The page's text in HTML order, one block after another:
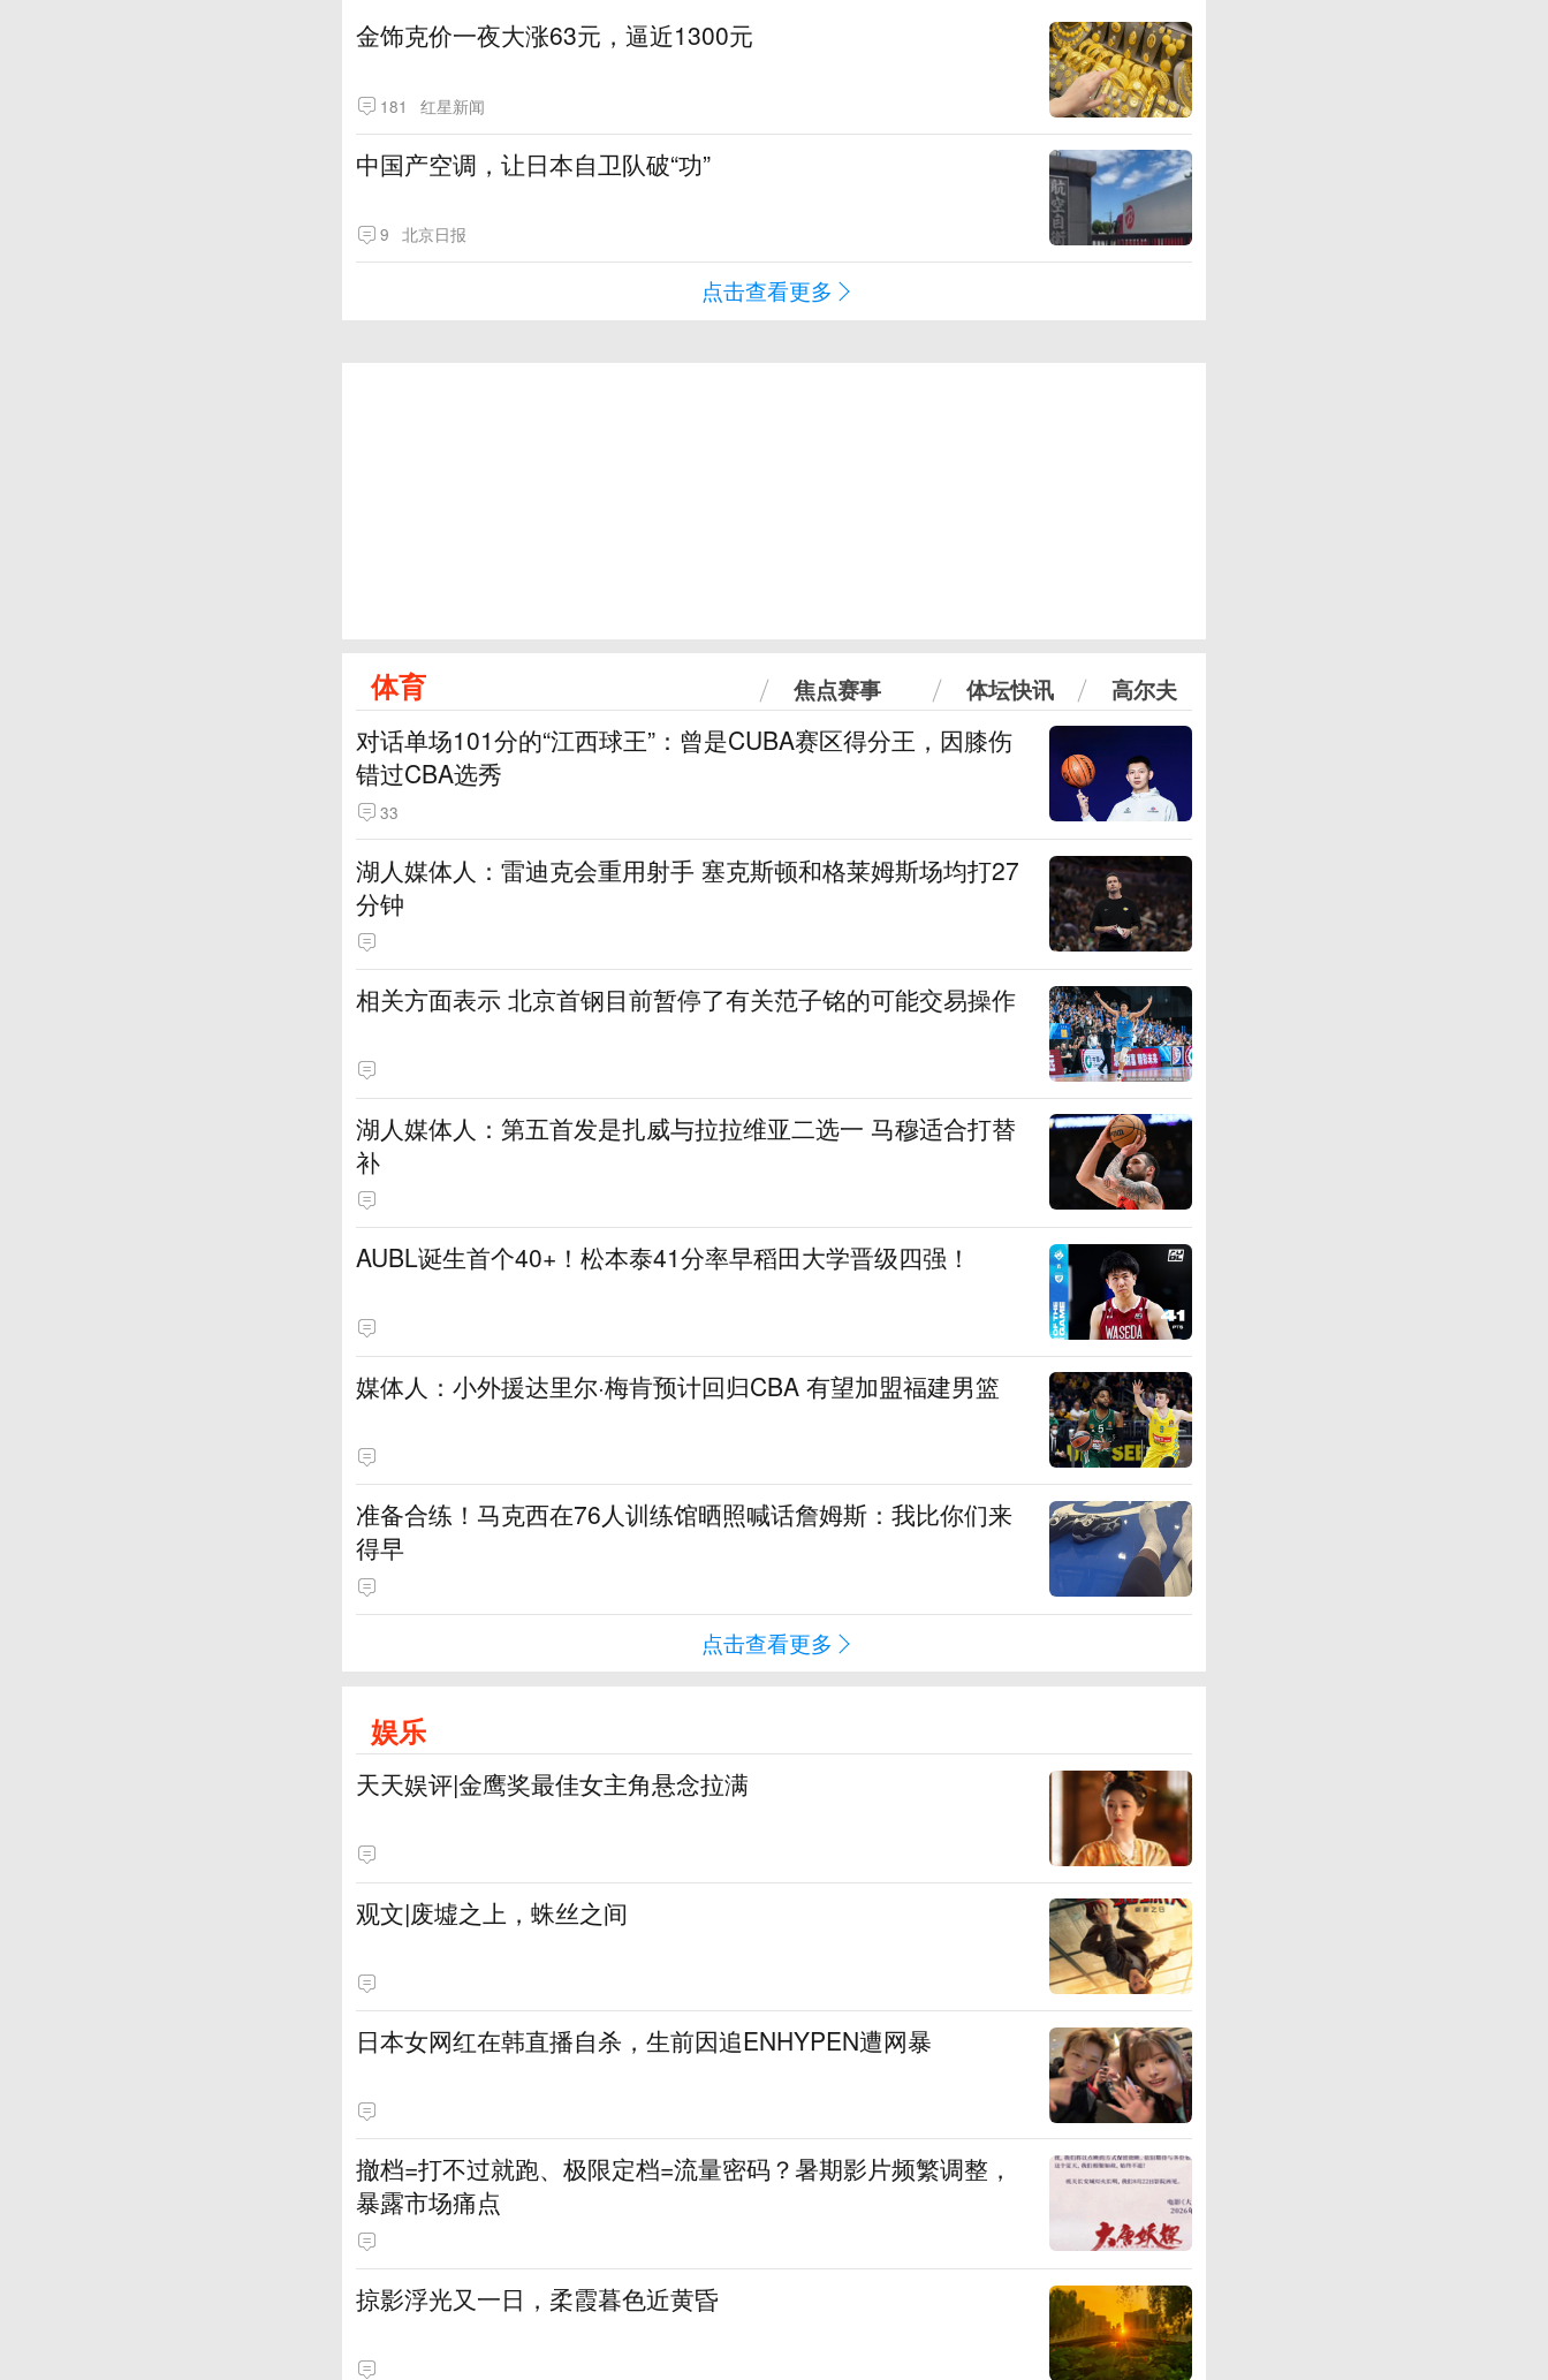
金饰克价一夜大涨63元，逼近1300元
181 红星新闻
中国产空调，让日本自卫队破“功”
9 北京日报
点击查看更多
体育 焦点赛事 体坛快讯 高尔夫
对话单场101分的“江西球王”：曾是CUBA赛区得分王，因膝伤
错过CBA选秀
33
湖人媒体人：雷迪克会重用射手 塞克斯顿和格莱姆斯场均打27
分钟
相关方面表示 北京首钢目前暂停了有关范子铭的可能交易操作
湖人媒体人：第五首发是扎威与拉拉维亚二选一 马穆适合打替
补
AUBL诞生首个40+！松本泰41分率早稻田大学晋级四强！
媒体人：小外援达里尔·梅肯预计回归CBA 有望加盟福建男篮
准备合练！马克西在76人训练馆晒照喊话詹姆斯：我比你们来
得早
点击查看更多
娱乐
天天娱评|金鹰奖最佳女主角悬念拉满
观文|废墟之上，蛛丝之间
日本女网红在韩直播自杀，生前因追ENHYPEN遭网暴
撤档=打不过就跑、极限定档=流量密码？暑期影片频繁调整，
暴露市场痛点
掠影浮光又一日，柔霞暮色近黄昏